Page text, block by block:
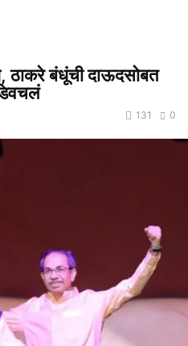
ठाकरे बंधूंची दाऊदसोबत
0
131